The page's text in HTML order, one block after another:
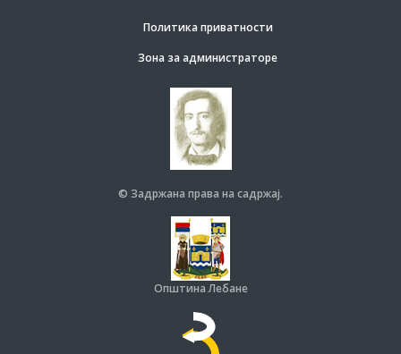
Политика приватности
Зона за администраторе
© Задржана права на садржај.
Општина Лебане